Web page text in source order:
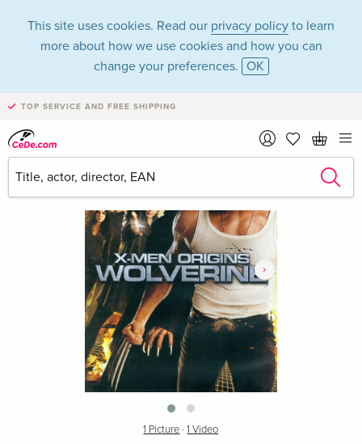
This site uses cookies. Read our privacy policy to learn
more about how we use cookies and how you can
change your preferences. OK
TOP SERVICE AND FREE SHIPPING
›
1 Picture ·1 Video